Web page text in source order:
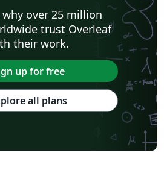
why over 25 million
trust Overleaf
their work.
up for free
all plans